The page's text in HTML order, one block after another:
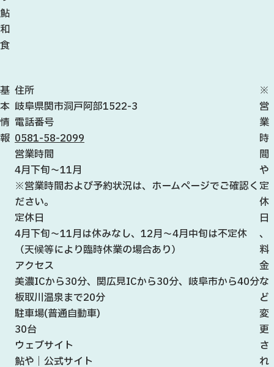
鮎
和
食
基
本
情
報
住所
岐阜県関市洞戸阿部1522-3
電話番号
0581-58-2099
営業時間
4月下旬～11月
※営業時間および予約状況は、ホームページでご確認く
ださい。
定休日
4月下旬～11月は休みなし、12月～4月中旬は不定休
（天候等により臨時休業の場合あり）
アクセス
美濃ICから30分、関広見ICから30分、岐阜市から40分
板取川温泉まで20分
駐車場(普通自動車)
30台
ウェブサイト
鮎や｜公式サイト
※
営
業
時
間
や
定
休
日
、
料
金
な
ど
変
更
さ
れ